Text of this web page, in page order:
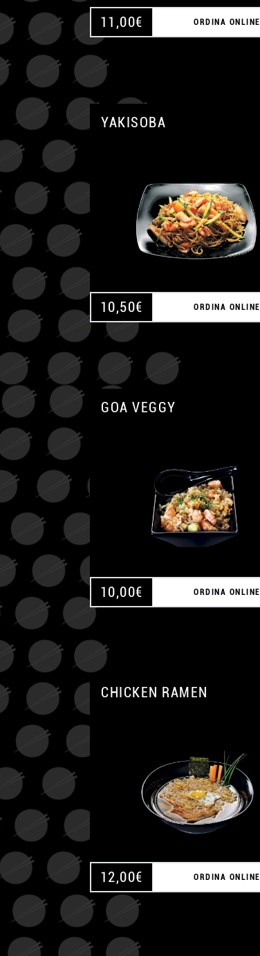
11,00€ ORDINA ONLINE
YAKISOBA
10,50€ ORDINA ONLINE
GOA VEGGY
10,00€ ORDINA ONLINE
CHICKEN RAMEN
12,00€ ORDINA ONLINE